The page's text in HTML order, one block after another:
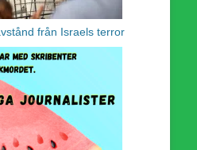
från Israels terror